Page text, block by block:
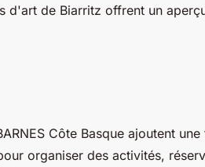
d'art de Biarritz offrent un
Côte Basque ajoutent
organiser des activités,